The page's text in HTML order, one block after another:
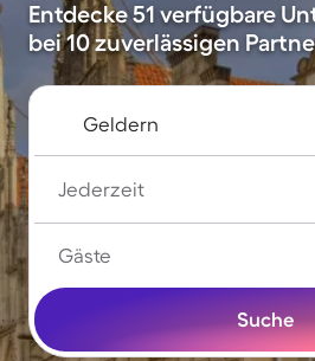
Entdecke 51 verfügbare
bei 10 zuverlässigen
Jederzeit
Gäste
Suche